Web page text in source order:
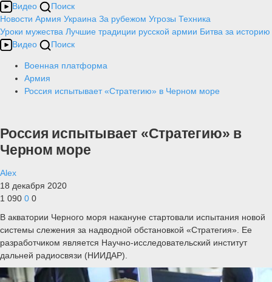
Видео
Поиск
Новости Армия Украина За рубежом Угрозы Техника
Уроки мужества Лучшие традиции русской армии Битва за историю
Видео
Поиск
Военная платформа
Армия
Россия испытывает «Стратегию» в Черном море
Россия испытывает «Стратегию» в
Черном море
Alex
18 декабря 2020
1 090 0 0
В акватории Черного моря накануне стартовали испытания новой
системы слежения за надводной обстановкой «Стратегия». Ее
разработчиком является Научно-исследовательский институт
дальней радиосвязи (НИИДАР).